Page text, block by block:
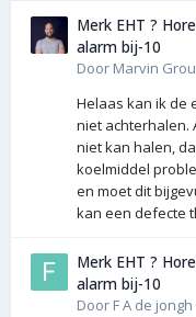
Merk EHT ?
alarm bij-10
Door Marvin
Helaas kan ik de
niet achterhalen.
niet kan halen,
koelmiddel
en moet dit
kan een defecte
Merk EHT ?
alarm bij-10
Door F A de jongh